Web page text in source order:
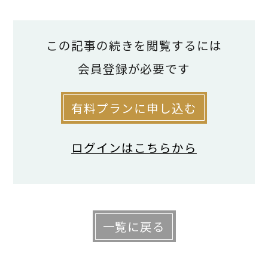
▲テナントとして利
用されている長屋
当によかった。歴史ある古い建物を後世ま
で残せて何より、そのまま使ったことで借
この記事の続きを閲覧するには
会員登録が必要です
有料プランに申し込む
ログインはこちらから
一覧に戻る